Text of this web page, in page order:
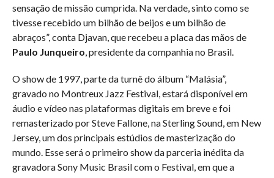
sensação de missão cumprida. Na verdade, sinto como se
tivesse recebido um bilhão de beijos e um bilhão de
abraços”, conta Djavan, que recebeu a placa das mãos de
Paulo Junqueiro, presidente da companhia no Brasil.
O show de 1997, parte da turnê do álbum “Malásia”,
gravado no Montreux Jazz Festival, estará disponível em
áudio e vídeo nas plataformas digitais em breve e foi
remasterizado por Steve Fallone, na Sterling Sound, em New
Jersey, um dos principais estúdios de masterização do
mundo. Esse será o primeiro show da parceria inédita da
gravadora Sony Music Brasil com o Festival, em que a